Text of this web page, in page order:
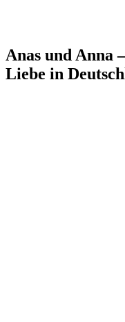
Anas und Anna
Liebe in